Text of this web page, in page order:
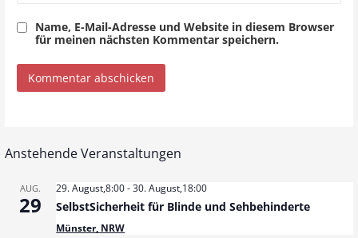
Name, E-Mail-Adresse und Website in diesem Browser
für meinen nächsten Kommentar speichern.
Anstehende Veranstaltungen
AUG.
29
29. August,8:00-30. August,18:00
SelbstSicherheit für Blinde und Sehbehinderte
Münster, NRW